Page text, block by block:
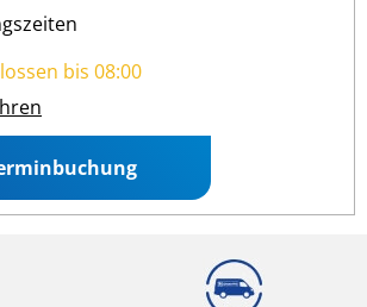
08:00 12:00/13:00 17:00
12:00
bis 08:00